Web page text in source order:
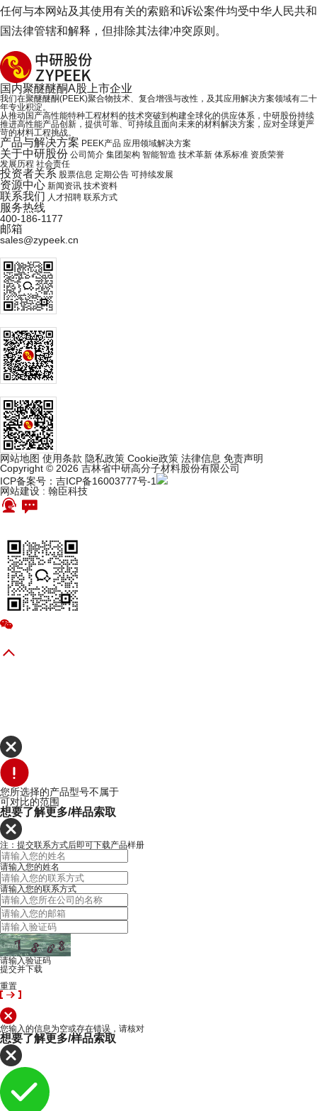
任何与本网站及其使用有关的索赔和诉讼案件均受中华人民共和
国法律管辖和解释，但排除其法律冲突原则。
国内聚醚醚酮A股上市企业
我们在聚醚醚酮(PEEK)聚合物技术、复合增强与改性，及其应用解决方案领域有二十
年专业积淀。
从推动国产高性能特种工程材料的技术突破到构建全球化的供应体系，中研股份持续
推进高性能产品创新，提供可靠、可持续且面向未来的材料解决方案，应对全球更严
苛的材料工程挑战。
产品与解决方案 PEEK产品 应用领域解决方案
关于中研股份 公司简介 集团架构 智能智造 技术革新 体系标准 资质荣誉
发展历程 社会责任
投资者关系 股票信息 定期公告 可持续发展
资源中心 新闻资讯 技术资料
联系我们 人才招聘 联系方式
服务热线
400-186-1177
邮箱
sales@zypeek.cn
网站地图 使用条款 隐私政策 Cookie政策 法律信息 免责声明
Copyright © 2026 吉林省中研高分子材料股份有限公司
ICP备案号：吉ICP备16003777号-1
网站建设 : 翰臣科技
您所选择的产品型号不属于
可对比的范围
想要了解更多/样品索取
注：提交联系方式后即可下载产品样册
请输入您的姓名
请输入您的联系方式
请输入验证码
提交并下载
重置
您输入的信息为空或存在错误，请核对
想要了解更多/样品索取